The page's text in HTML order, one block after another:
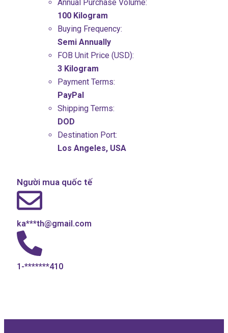
Annual Purchase Volume:
100 Kilogram
Buying Frequency:
Semi Annually
FOB Unit Price (USD):
3 Kilogram
Payment Terms:
PayPal
Shipping Terms:
DOD
Destination Port:
Los Angeles, USA
Người mua quốc tế
ka***th@gmail.com
1-*******410